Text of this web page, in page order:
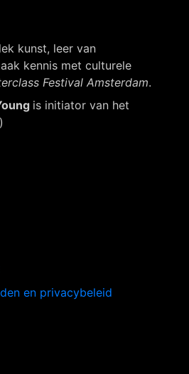
kunst, leer van
kennis met culturele
Festival Amsterdam.
is initiator van het
en privacybeleid